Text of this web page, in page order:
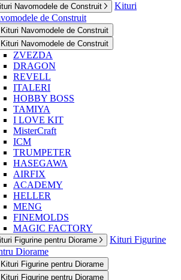
Navomodele de Construit
Kituri
de Construit
Kituri Navomodele de Construit
Kituri Navomodele de Construit
ZVEZDA
DRAGON
REVELL
ITALERI
HOBBY BOSS
TAMIYA
I LOVE KIT
MisterCraft
ICM
TRUMPETER
HASEGAWA
AIRFIX
ACADEMY
HELLER
MENG
FINEMOLDS
MAGIC FACTORY
Figurine pentru Diorame
Kituri Figurine
Diorame
Kituri Figurine pentru Diorame
Kituri Figurine pentru Diorame